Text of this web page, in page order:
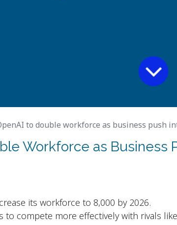
to double workforce as business push
Workforce as Business
its workforce to 8,000 by 2026.
to compete more effectively with rivals